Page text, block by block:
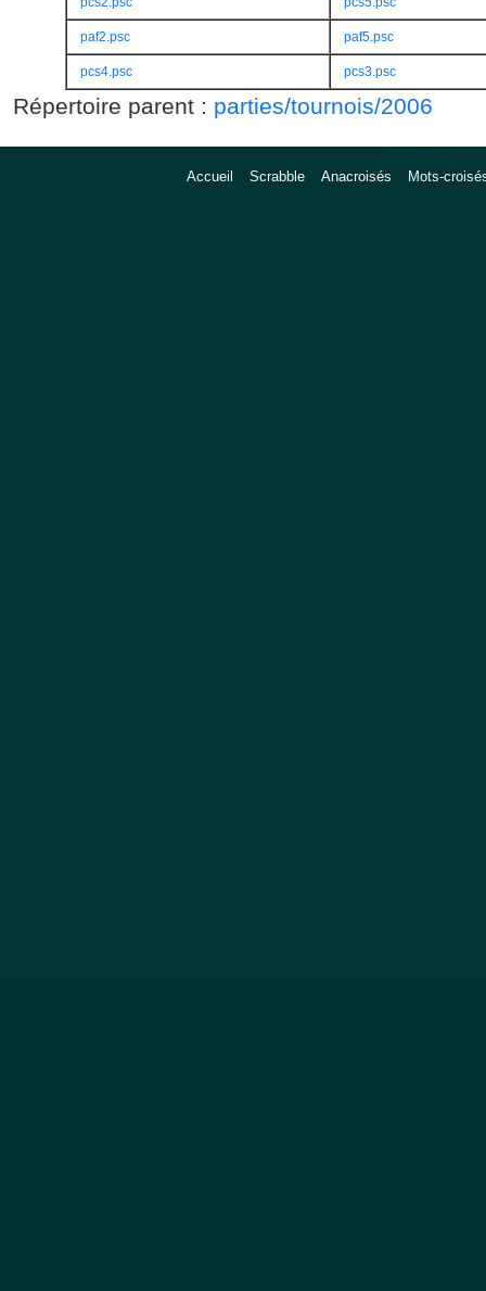
paf2.psc paf5.psc
pcs4.psc pcs3.psc
Répertoire parent : parties/tournois/2006
Accueil Scrabble Anacroisés Mots-